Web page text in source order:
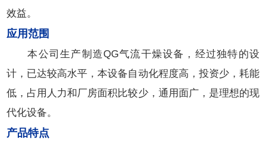
效益。
应用范围
本公司生产制造QG气流干燥设备，经过独特的设
计，已达较高水平，本设备自动化程度高，投资少，耗能
低，占用人力和厂房面积比较少，通用面广，是理想的现
代化设备。
产品特点